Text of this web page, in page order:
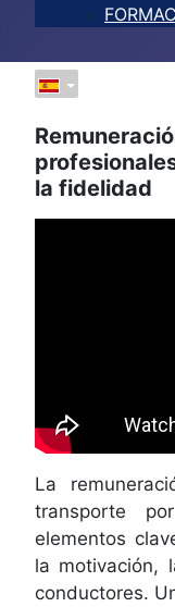
la fidelidad
La
transporte
elementos
la motivación,
conductores.